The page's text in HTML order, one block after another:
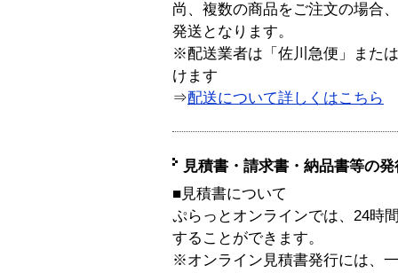
尚、複数の商品をご注文の場合
発送となります。
※配送業者は「佐川急便」また
けます
⇒配送について詳しくはこちら
見積書・請求書・納品書等の
■見積書について
ぷらっとオンラインでは、24時
することができます。
※オンライン見積書発行には、